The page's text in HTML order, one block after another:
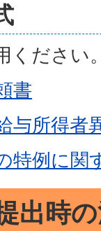
ください
書
与所得者
特例に関
出時